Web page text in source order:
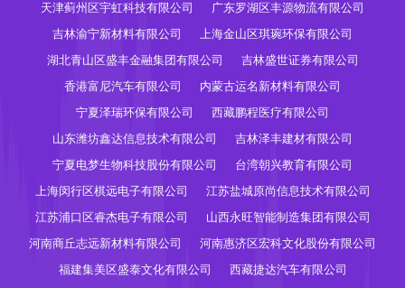
天津蓟州区宇虹科技有限公司
广东罗湖区丰源物流有限公司
吉林渝宁新材料有限公司
上海金山区琪琬环保有限公司
湖北青山区盛丰金融集团有限公司
吉林盛世证券有限公司
香港富尼汽车有限公司
内蒙古运名新材料有限公司
宁夏泽瑞环保有限公司
西藏鹏程医疗有限公司
山东潍坊鑫达信息技术有限公司
吉林泽丰建材有限公司
宁夏电梦生物科技股份有限公司
台湾朝兴教育有限公司
上海闵行区棋远电子有限公司
江苏盐城原尚信息技术有限公司
江苏浦口区睿杰电子有限公司
山西永旺智能制造集团有限公司
河南商丘志远新材料有限公司
河南惠济区宏科文化股份有限公司
福建集美区盛泰文化有限公司
西藏捷达汽车有限公司